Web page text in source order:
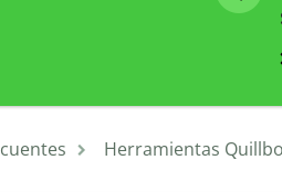
Herramientas